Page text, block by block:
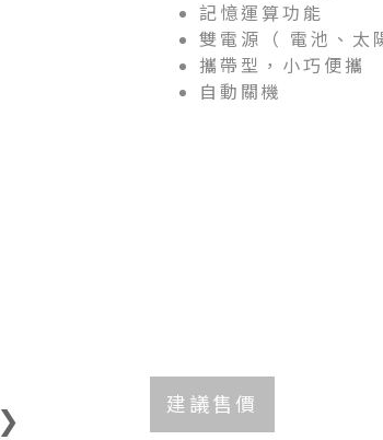
❯
記憶運算功能
雙電源（ 電池、太
攜帶型，小巧便攜
自動關機
建議售價